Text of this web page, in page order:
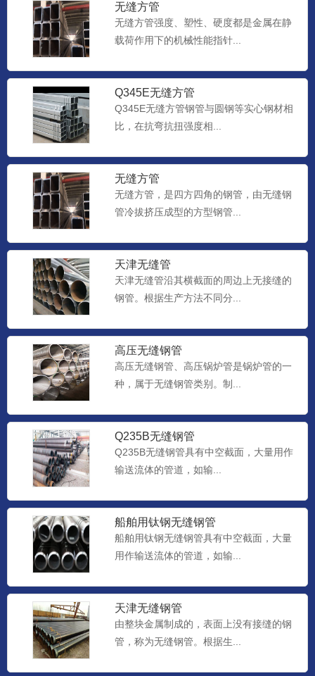
无缝方管
无缝方管强度、塑性、硬度都是金属在静
载荷作用下的机械性能指针...
Q345E无缝方管
Q345E无缝方管钢管与圆钢等实心钢材相
比，在抗弯抗扭强度相...
无缝方管
无缝方管，是四方四角的钢管，由无缝钢
管冷拔挤压成型的方型钢管...
天津无缝管
天津无缝管沿其横截面的周边上无接缝的
钢管。根据生产方法不同分...
高压无缝钢管
高压无缝钢管、高压锅炉管是锅炉管的一
种，属于无缝钢管类别。制...
Q235B无缝钢管
Q235B无缝钢管具有中空截面，大量用作
输送流体的管道，如输...
船舶用钛钢无缝钢管
船舶用钛钢无缝钢管具有中空截面，大量
用作输送流体的管道，如输...
天津无缝钢管
由整块金属制成的，表面上没有接缝的钢
管，称为无缝钢管。根据生...